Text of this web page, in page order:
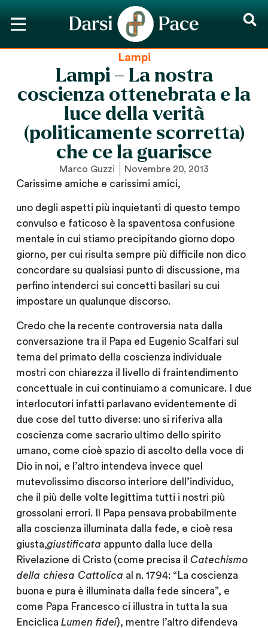
Lampi
Lampi – La nostra
coscienza ottenebrata e la
luce della verità
(politicamente scorretta)
che ce la guarisce
Marco Guzzi Novembre 20, 2013
Carissime amiche e carissimi amici,
uno degli aspetti più inquietanti di questo tempo
convulso e faticoso è la spaventosa confusione
mentale in cui stiamo precipitando giorno dopo
giorno, per cui risulta sempre più difficile non dico
concordare su qualsiasi punto di discussione, ma
perfino intenderci sui concetti basilari su cui
impostare un qualunque discorso.
Credo che la recente controversia nata dalla
conversazione tra il Papa ed Eugenio Scalfari sul
tema del primato della coscienza individuale
mostri con chiarezza il livello di fraintendimento
concettuale in cui continuiamo a comunicare. I due
interlocutori infatti parlavano evidentemente di
due cose del tutto diverse: uno si riferiva alla
coscienza come sacrario ultimo dello spirito
umano, come cioè spazio di ascolto della voce di
Dio in noi, e l’altro intendeva invece quel
mutevolissimo discorso interiore dell’individuo,
che il più delle volte legittima tutti i nostri più
grossolani errori. Il Papa pensava probabilmente
alla coscienza illuminata dalla fede, e cioè resa
giusta,giustificata appunto dalla luce della
Rivelazione di Cristo (come precisa il Catechismo
della chiesa Cattolica al n. 1794: “La coscienza
buona e pura è illuminata dalla fede sincera”, e
come Papa Francesco ci illustra in tutta la sua
Enciclica Lumen fidei), mentre l’altro difendeva